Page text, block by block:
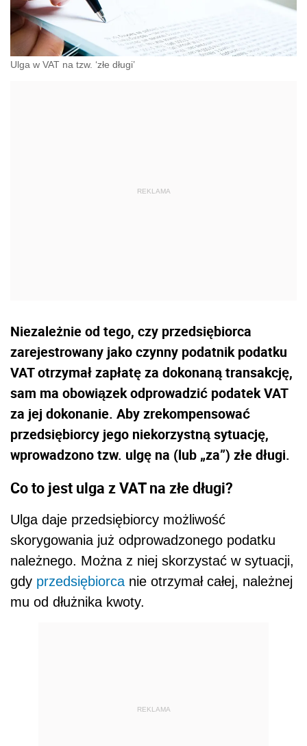
Ulga w VAT na tzw. ‘złe długi’
Niezależnie od tego, czy przedsiębiorca
zarejestrowany jako czynny podatnik podatku
VAT otrzymał zapłatę za dokonaną transakcję,
sam ma obowiązek odprowadzić podatek VAT
za jej dokonanie. Aby zrekompensować
przedsiębiorcy jego niekorzystną sytuację,
wprowadzono tzw. ulgę na (lub „za”) złe długi.
Co to jest ulga z VAT na złe długi?
Ulga daje przedsiębiorcy możliwość
skorygowania już odprowadzonego podatku
należnego. Można z niej skorzystać w sytuacji,
gdy przedsiębiorca nie otrzymał całej, należnej
mu od dłużnika kwoty.
REKLAMA